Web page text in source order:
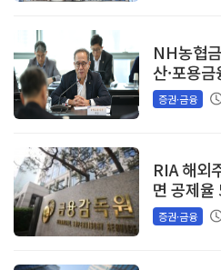
NH농협
산·포용
증권·금융
RIA 해외
면 공제
증권·금융